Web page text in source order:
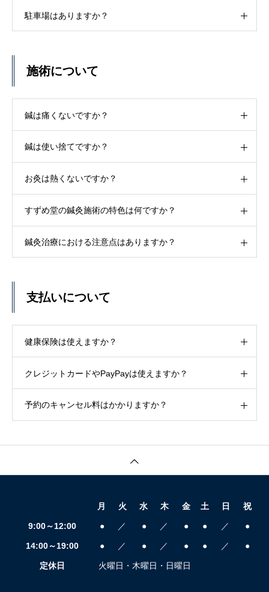
駐車場はありますか？
施術について
鍼は痛くないですか？
鍼は使い捨てですか？
お灸は熱くないですか？
すずめ堂の鍼灸施術の特色は何ですか？
鍼灸治療における注意点はありますか？
支払いについて
健康保険は使えますか？
クレジットカードやPayPayは使えますか？
予約のキャンセル料はかかりますか？
月 火 水 木 金 土 日 祝
9:00～12:00 ● ／ ● ／ ● ● ／ ●
14:00～19:00 ● ／ ● ／ ● ● ／ ●
定休日 火曜日・木曜日・日曜日